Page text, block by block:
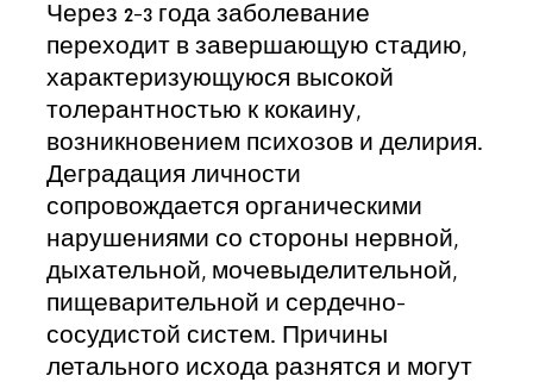
Через 2-3 года заболевание
переходит в завершающую стадию,
характеризующуюся высокой
толерантностью к кокаину,
возникновением психозов и делирия.
Деградация личности
сопровождается органическими
нарушениями со стороны нервной,
дыхательной, мочевыделительной,
пищеварительной и сердечно-
сосудистой систем. Причины
летального исхода разнятся и могут